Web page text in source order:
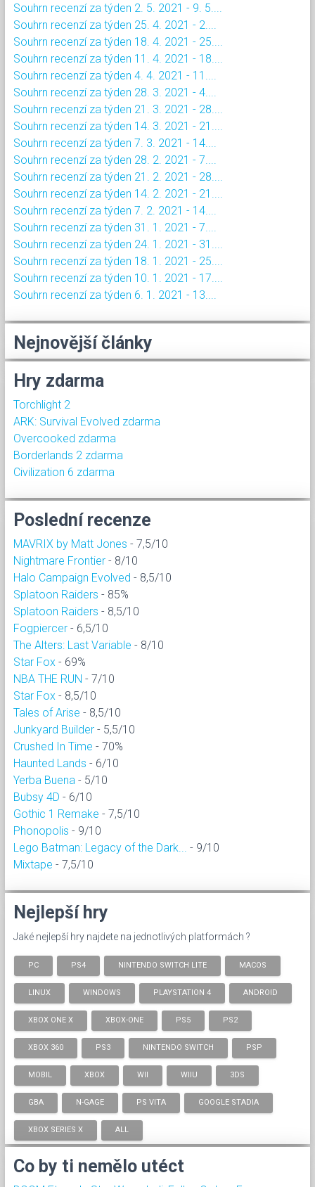
Souhrn recenzí za týden 2. 5. 2021 - 9. 5....
Souhrn recenzí za týden 25. 4. 2021 - 2....
Souhrn recenzí za týden 18. 4. 2021 - 25....
Souhrn recenzí za týden 11. 4. 2021 - 18....
Souhrn recenzí za týden 4. 4. 2021 - 11....
Souhrn recenzí za týden 28. 3. 2021 - 4....
Souhrn recenzí za týden 21. 3. 2021 - 28....
Souhrn recenzí za týden 14. 3. 2021 - 21....
Souhrn recenzí za týden 7. 3. 2021 - 14....
Souhrn recenzí za týden 28. 2. 2021 - 7....
Souhrn recenzí za týden 21. 2. 2021 - 28....
Souhrn recenzí za týden 14. 2. 2021 - 21....
Souhrn recenzí za týden 7. 2. 2021 - 14....
Souhrn recenzí za týden 31. 1. 2021 - 7....
Souhrn recenzí za týden 24. 1. 2021 - 31....
Souhrn recenzí za týden 18. 1. 2021 - 25....
Souhrn recenzí za týden 10. 1. 2021 - 17....
Souhrn recenzí za týden 6. 1. 2021 - 13....
Nejnovější články
Hry zdarma
Torchlight 2
ARK: Survival Evolved zdarma
Overcooked zdarma
Borderlands 2 zdarma
Civilization 6 zdarma
Poslední recenze
MAVRIX by Matt Jones - 7,5/10
Nightmare Frontier - 8/10
Halo Campaign Evolved - 8,5/10
Splatoon Raiders - 85%
Splatoon Raiders - 8,5/10
Fogpiercer - 6,5/10
The Alters: Last Variable - 8/10
Star Fox - 69%
NBA THE RUN - 7/10
Star Fox - 8,5/10
Tales of Arise - 8,5/10
Junkyard Builder - 5,5/10
Crushed In Time - 70%
Haunted Lands - 6/10
Yerba Buena - 5/10
Bubsy 4D - 6/10
Gothic 1 Remake - 7,5/10
Phonopolis - 9/10
Lego Batman: Legacy of the Dark...
- 9/10
Mixtape - 7,5/10
Nejlepší hry
Jaké nejlepší hry najdete na jednotlivých platformách ?
PC PS4 NINTENDO SWITCH LITE MACOS
LINUX WINDOWS PLAYSTATION 4 ANDROID
XBOX ONE X XBOX-ONE PS5 PS2
XBOX 360 PS3 NINTENDO SWITCH PSP
MOBIL XBOX WII WIIU 3DS
GBA N-GAGE PS VITA GOOGLE STADIA
XBOX SERIES X ALL
Co by ti nemělo utéct